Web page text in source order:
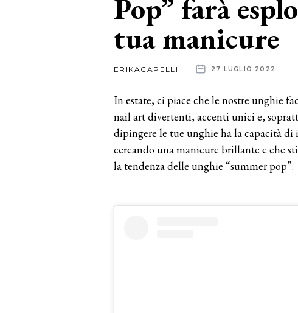
Pop” farà
tua manicure
ERIKACAPELLI 27 LUGLIO 2022
In estate, ci piace che le nostre unghie
nail art divertenti, accenti unici e,
dipingere le tue unghie ha la capacità
cercando una manicure brillante e che
la tendenza delle unghie “summer pop”.